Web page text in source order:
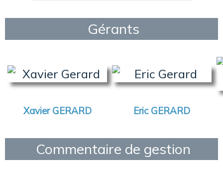
Gérants
Xavier GERARD Eric GERARD
Commentaire de gestion